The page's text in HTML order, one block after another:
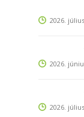
2026. július
2026.
2026.